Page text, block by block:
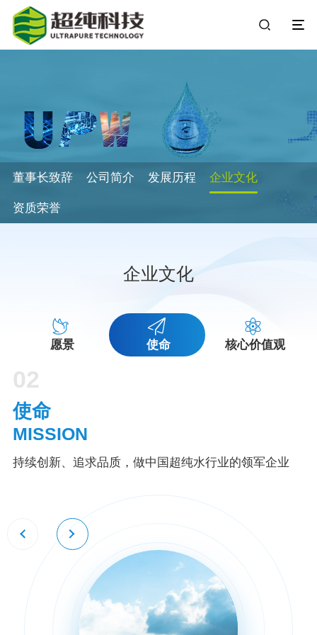
董事长致辞 公司简介 发展历程 企业文化
资质荣誉
企业文化
愿景 使命 核心价值观
02
使命
MISSION
持续创新、追求品质，做中国超纯水行业的领军企业
03
核心价值观
VALUES
创新·品质·诚信·共赢